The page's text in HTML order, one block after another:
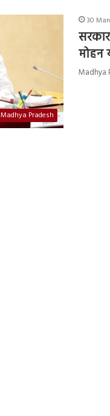
Madhya Pradesh
30
मोहन
Madhya